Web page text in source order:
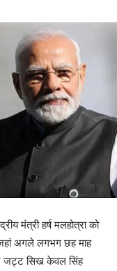
मंत्री हर्ष मलहोत्रा को
जहां अगले लगभग छह माह
जट्ट सिख केवल सिंह